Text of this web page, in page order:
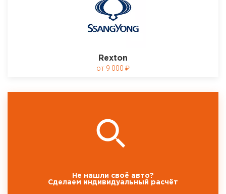
Rexton
9 000
Не нашли своё авто?
Сделаем индивидуальный расчёт